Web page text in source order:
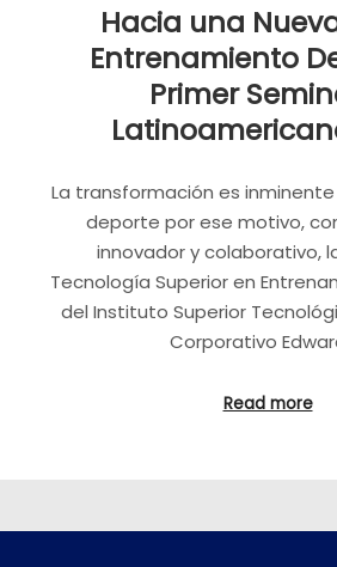
Hacia una
Entrenamiento
Primer
La transformación es
deporte por ese motivo,
innovador y colaborativo,
Tecnología Superior en
del Instituto Superior
Corporativo
Read more